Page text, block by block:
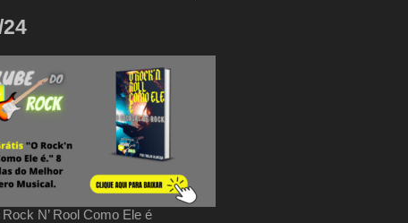
24
N’ Rool Como Ele é